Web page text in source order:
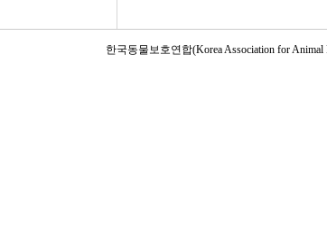
한국동물보호연합(Korea Association for Animal